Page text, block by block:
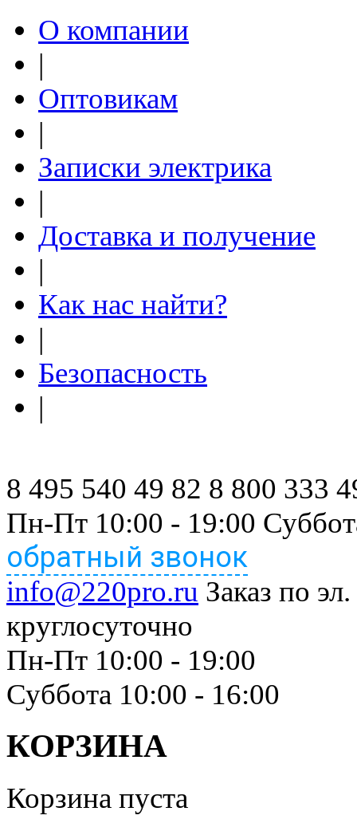
О компании
|
Оптовикам
|
Записки электрика
|
Доставка и получение
|
Как нас найти?
|
Безопасность
|
8 495 540 49 82 8 800 333
Пн-Пт 10:00 - 19:00
обратный звонок
info@220pro.ru Заказ по
круглосуточно
Пн-Пт 10:00 - 19:00
Суббота 10:00 - 16:00
КОРЗИНА
Корзина пуста